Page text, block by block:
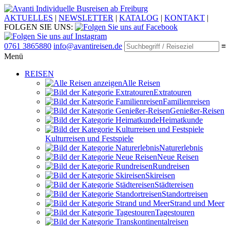
Individuelle Busreisen ab Freiburg
AKTUELLES | NEWSLETTER | KATALOG | KONTAKT |
FOLGEN SIE UNS:
0761 3865880 info@avantireisen.de
≡
Menü
REISEN
Alle Reisen
Extratouren
Familien­reisen
Genießer-Reisen
Heimatkunde
Kultur­reisen und Festspiele
Naturerlebnis
Neue Reisen
Rund­reisen
Ski­reisen
Städte­reisen
Standort­reisen
Strand und Meer
Tagestouren